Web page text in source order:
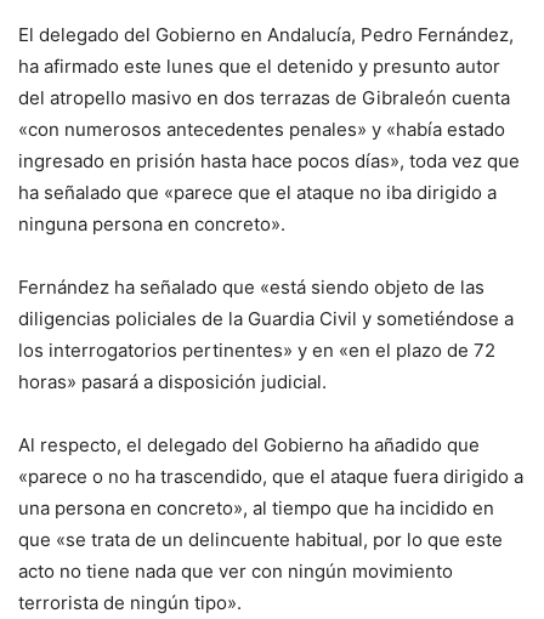
El delegado del Gobierno en Andalucía, Pedro Fernández,
ha afirmado este lunes que el detenido y presunto autor
del atropello masivo en dos terrazas de Gibraleón cuenta
«con numerosos antecedentes penales» y «había estado
ingresado en prisión hasta hace pocos días», toda vez que
ha señalado que «parece que el ataque no iba dirigido a
ninguna persona en concreto».
Fernández ha señalado que «está siendo objeto de las
diligencias policiales de la Guardia Civil y sometiéndose a
los interrogatorios pertinentes» y en «en el plazo de 72
horas» pasará a disposición judicial.
Al respecto, el delegado del Gobierno ha añadido que
«parece o no ha trascendido, que el ataque fuera dirigido a
una persona en concreto», al tiempo que ha incidido en
que «se trata de un delincuente habitual, por lo que este
acto no tiene nada que ver con ningún movimiento
terrorista de ningún tipo».